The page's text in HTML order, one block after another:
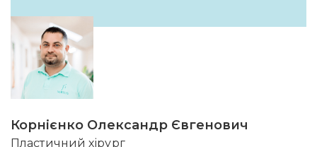
Корнієнко Олександр Євгенович
Пластичний хірург